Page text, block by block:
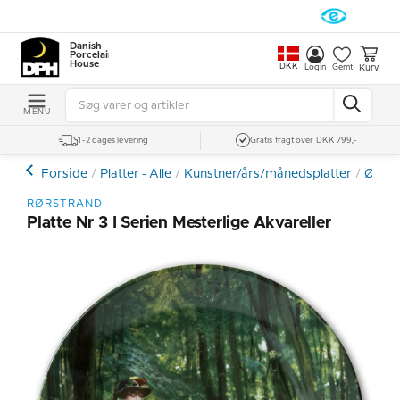
Danish
Porcelain
House
DKK Login Gemt Kurv
MENU
1-2 dages levering Gratis fragt over DKK 799,-
Forside Platter - Alle Kunstner/års/månedsplatter
RØRSTRAND
Platte Nr 3 I Serien Mesterlige Akvareller